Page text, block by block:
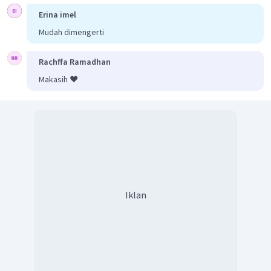
Erina imel
Mudah dimengerti
Rachffa Ramadhan
Makasih ❤️
Iklan